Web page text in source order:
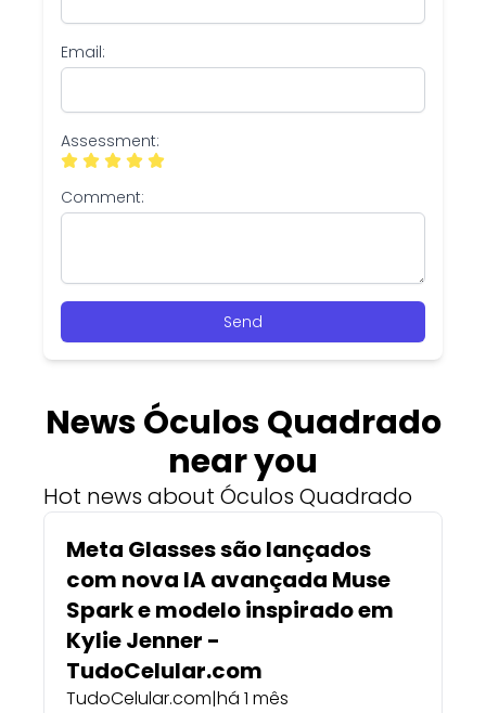
Email:
Assessment:
Comment:
Send
News Óculos Quadrado
near you
Hot news about Óculos Quadrado
Meta Glasses são lançados
com nova IA avançada Muse
Spark e modelo inspirado em
Kylie Jenner -
TudoCelular.com
TudoCelular.com|há 1 mês